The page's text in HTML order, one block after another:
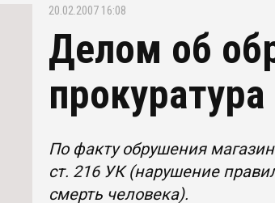
20.02.2007 16:08
Делом об
прокуратура
По факту обрушения
ст. 216 УК (нарушение
смерть человека).